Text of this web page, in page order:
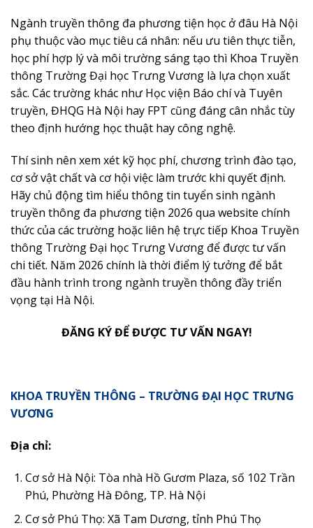
Ngành truyền thông đa phương tiện học ở đâu Hà Nội
phụ thuộc vào mục tiêu cá nhân: nếu ưu tiên thực tiễn,
học phí hợp lý và môi trường sáng tạo thì Khoa Truyền
thông Trường Đại học Trưng Vương là lựa chọn xuất
sắc. Các trường khác như Học viện Báo chí và Tuyên
truyền, ĐHQG Hà Nội hay FPT cũng đáng cân nhắc tùy
theo định hướng học thuật hay công nghệ.
Thí sinh nên xem xét kỹ học phí, chương trình đào tạo,
cơ sở vật chất và cơ hội việc làm trước khi quyết định.
Hãy chủ động tìm hiểu thông tin tuyển sinh ngành
truyền thông đa phương tiện 2026 qua website chính
thức của các trường hoặc liên hệ trực tiếp Khoa Truyền
thông Trường Đại học Trưng Vương để được tư vấn
chi tiết. Năm 2026 chính là thời điểm lý tưởng để bắt
đầu hành trình trong ngành truyền thông đầy triển
vọng tại Hà Nội.
ĐĂNG KÝ ĐỂ ĐƯỢC TƯ VẤN NGAY!
KHOA TRUYỀN THÔNG – TRƯỜNG ĐẠI HỌC TRƯNG
VƯƠNG
Địa chỉ:
Cơ sở Hà Nội: Tòa nhà Hồ Gươm Plaza, số 102 Trần
Phú, Phường Hà Đông, TP. Hà Nội
Cơ sở Phú Thọ: Xã Tam Dương, tỉnh Phú Thọ